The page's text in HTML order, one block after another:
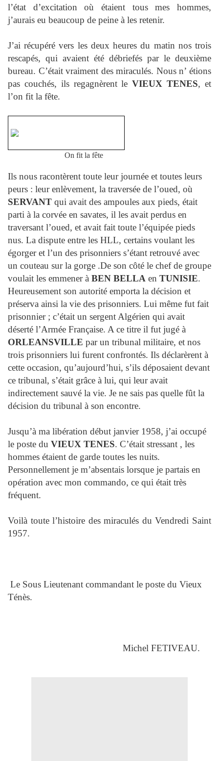
l’état d’excitation où étaient tous mes hommes,
j’aurais eu beaucoup de peine à les retenir.
J’ai récupéré vers les deux heures du matin nos trois
rescapés, qui avaient été débriefés par le deuxième
bureau. C’était vraiment des miraculés. Nous n’ étions
pas couchés, ils regagnèrent leVIEUX TENES, et
l’on fit la fête.
On fit la fête
Ils nous racontèrent toute leur journée et toutes leurs
peurs : leur enlèvement, la traversée de l’oued, où
SERVANT qui avait des ampoules aux pieds, était
parti à la corvée en savates, il les avait perdus en
traversant l’oued, et avait fait toute l’équipée pieds
nus. La dispute entre les HLL, certains voulant les
égorger et l’un des prisonniers s’étant retrouvé avec
un couteau sur la gorge .De son côté le chef de groupe
voulait les emmener à BEN BELLA en TUNISIE.
Heureusement son autorité emporta la décision et
préserva ainsi la vie des prisonniers. Lui même fut fait
prisonnier ; c’était un sergent Algérien qui avait
déserté l’Armée Française. A ce titre il fut jugé à
ORLEANSVILLE par un tribunal militaire, et nos
trois prisonniers lui furent confrontés. Ils déclarèrent à
cette occasion, qu’aujourd’hui, s’ils déposaient devant
ce tribunal, s’était grâce à lui, qui leur avait
indirectement sauvé la vie. Je ne sais pas quelle fût la
décision du tribunal à son encontre.
Jusqu’à ma libération début janvier 1958, j’ai occupé
le poste du VIEUX TENES. C’était stressant , les
hommes étaient de garde toutes les nuits.
Personnellement je m’absentais lorsque je partais en
opération avec mon commando, ce qui était très
fréquent.
Voilà toute l’histoire des miraculés du Vendredi Saint
1957.
Le Sous Lieutenant commandant le poste du Vieux
Ténès.
Michel FETIVEAU.